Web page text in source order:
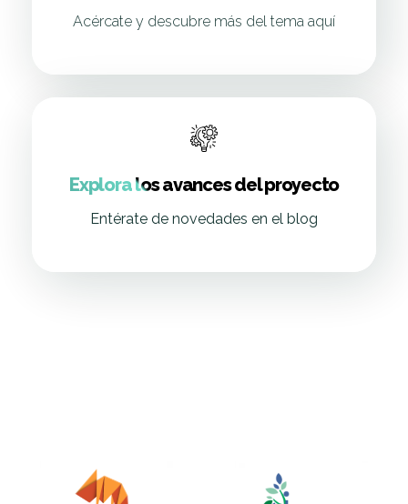
Acércate y descubre más del tema aquí
Explora los avances del proyecto
Entérate de novedades en el blog